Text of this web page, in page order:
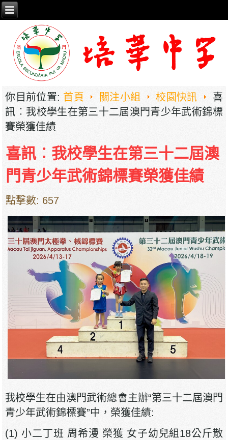
你目前位置: 首頁 關注小組 校園快訊
喜
訊︰我校學生在第三十二屆澳門青少年武術錦標
賽榮獲佳績
喜訊︰我校學生在第三十二屆澳
門青少年武術錦標賽榮獲佳績
點擊數: 657
我校學生在由澳門武術總會主辦“第三十二屆澳門
青少年武術錦標賽”中，榮獲佳績:
(1) 小二丁班 周希漫 榮獲 女子幼兒組18公斤散